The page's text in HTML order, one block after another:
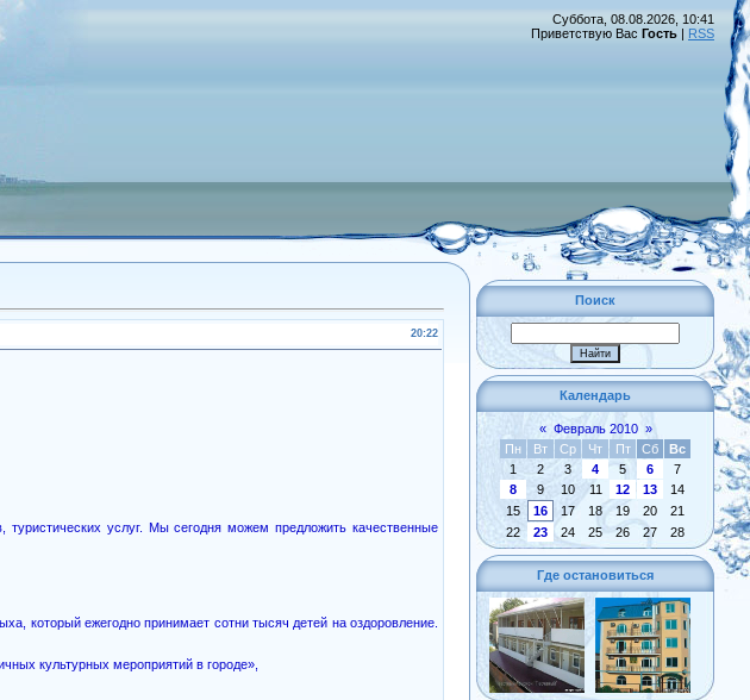
Суббота, 08.08.2026, 10:41
Приветствую Вас Гость | RSS
20:22
туристических услуг. Мы сегодня можем предложить качественные
который ежегодно принимает сотни тысяч детей на оздоровление.
культурных мероприятий в городе»,
Поиск
Календарь
« Февраль 2010 »
Пн
Вт Ср Чт Пт Сб
Вс
1
2 3 4 5 6
7
8
9 10 11 12 13
14
15
16 17 18 19 20
21
22
23 24 25 26 27 28
Где остановиться